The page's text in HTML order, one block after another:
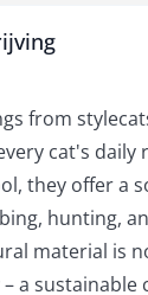
from
cat's daily
they offer a
hunting,
material is
a sustainable